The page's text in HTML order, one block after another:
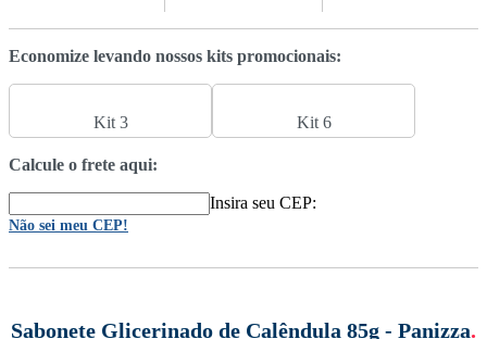
Economize levando nossos kits promocionais:
Kit 3 Kit 6
Calcule o frete aqui:
Insira seu CEP:
Não sei meu CEP!
Sabonete Glicerinado de Calêndula 85g - Panizza.